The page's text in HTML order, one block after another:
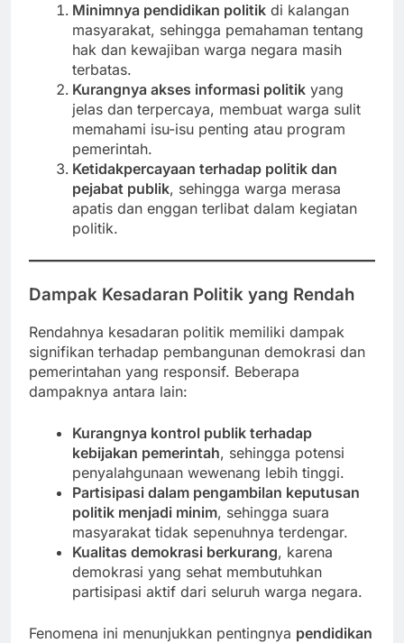
Minimnya pendidikan politik di kalangan
masyarakat, sehingga pemahaman tentang
hak dan kewajiban warga negara masih
terbatas.
Kurangnya akses informasi politik yang
jelas dan terpercaya, membuat warga sulit
memahami isu-isu penting atau program
pemerintah.
Ketidakpercayaan terhadap politik dan
pejabat publik, sehingga warga merasa
apatis dan enggan terlibat dalam kegiatan
politik.
Dampak Kesadaran Politik yang Rendah
Rendahnya kesadaran politik memiliki dampak
signifikan terhadap pembangunan demokrasi dan
pemerintahan yang responsif. Beberapa
dampaknya antara lain:
Kurangnya kontrol publik terhadap
kebijakan pemerintah, sehingga potensi
penyalahgunaan wewenang lebih tinggi.
Partisipasi dalam pengambilan keputusan
politik menjadi minim, sehingga suara
masyarakat tidak sepenuhnya terdengar.
Kualitas demokrasi berkurang, karena
demokrasi yang sehat membutuhkan
partisipasi aktif dari seluruh warga negara.
Fenomena ini menunjukkan pentingnya pendidikan